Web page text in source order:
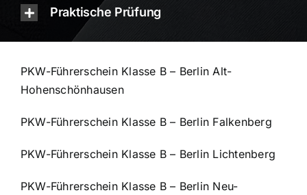
Praktische Prüfung
PKW-Führerschein Klasse B – Berlin Alt-
Hohenschönhausen
PKW-Führerschein Klasse B – Berlin Falkenberg
PKW-Führerschein Klasse B – Berlin Lichtenberg
PKW-Führerschein Klasse B – Berlin Neu-